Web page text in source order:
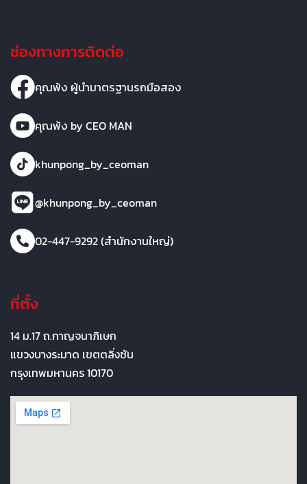
ช่องทางการติดต่อ
คุณพ้ง ผู้นำมาตรฐานรถมือสอง
คุณพ้ง by CEO MAN
khunpong_by_ceoman
@khunpong_by_ceoman
02-447-9292 (สำนักงานใหญ่)
ที่ตั้ง
14 ม.17 ถ.กาญจนาภิเษก
แขวงบางระมาด เขตตลิ่งชัน
กรุงเทพมหานคร 10170